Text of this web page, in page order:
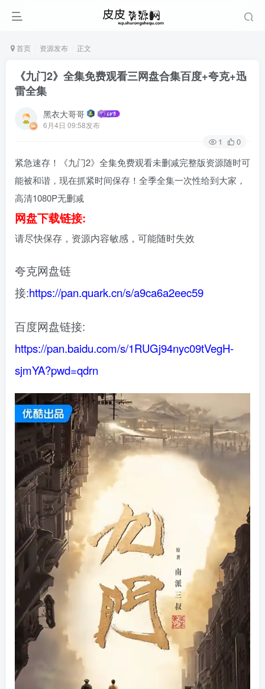
首页 资源发布 正文
《九门2》全集免费观看三网盘合集百度+夸克+迅
雷全集
黑衣大哥哥
6月4日 09:58发布
1 0
紧急速存！《九门2》全集免费观看未删减完整版资源随时可
能被和谐，现在抓紧时间保存！全季全集一次性给到大家，
高清1080P无删减
网盘下载链接:
请尽快保存，资源内容敏感，可能随时失效
夸克网盘链
接:https://pan.quark.cn/s/a9ca6a2eec59
百度网盘链接:
https://pan.baidu.com/s/1RUGj94nyc09tVegH-
sjmYA?pwd=qdrn